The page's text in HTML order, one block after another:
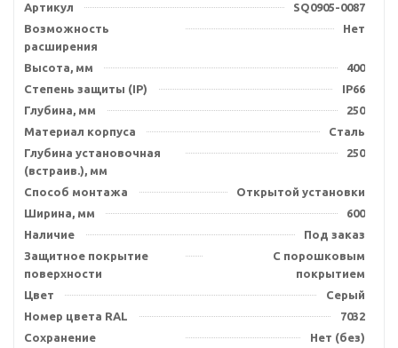
Артикул
SQ0905-0087
Возможность
расширения
Нет
Высота, мм
400
Степень защиты (IP)
IP66
Глубина, мм
250
Материал корпуса
Сталь
Глубина установочная
(встраив.), мм
250
Способ монтажа
Открытой установки
Ширина, мм
600
Наличие
Под заказ
Защитное покрытие
поверхности
С порошковым
покрытием
Цвет
Серый
Номер цвета RAL
7032
Сохранение
Нет (без)